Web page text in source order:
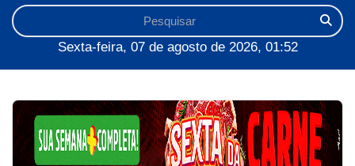
Sexta-feira, 07 de agosto de 2026, 01:52